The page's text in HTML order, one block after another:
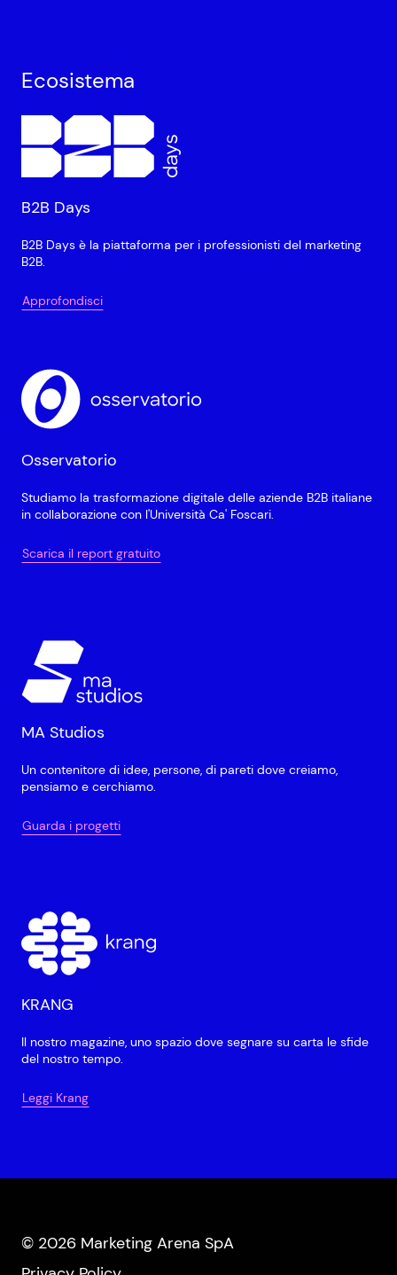
Ecosistema
B2B Days
B2B Days è la piattaforma per i professionisti del marketing
B2B.
Approfondisci
Osservatorio
Studiamo la trasformazione digitale delle aziende B2B italiane
in collaborazione con l'Università Ca' Foscari.
Scarica il report gratuito
MA Studios
Un contenitore di idee, persone, di pareti dove creiamo,
pensiamo e cerchiamo.
Guarda i progetti
KRANG
Il nostro magazine, uno spazio dove segnare su carta le sfide
del nostro tempo.
Leggi Krang
© 2026 Marketing Arena SpA